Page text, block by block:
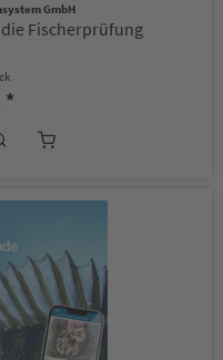
GmbH
Fischerprüfung
*